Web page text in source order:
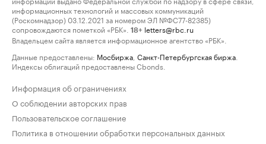
информационных технологий и массовых коммуникаций
(Роскомнадзор) 03.12.2021 за номером ЭЛ №ФС77-82385)
сопровождаются пометкой «РБК».
18+ letters@rbc.ru
Владельцем сайта является информационное агентство «РБК».
Данные предоставлены: Мосбиржа Санкт-Петербургская биржа
Индексы облигаций предоставлены Cbonds.
Информация об ограничениях
О соблюдении авторских прав
Пользовательское соглашение
Политика в отношении обработки персональных данных